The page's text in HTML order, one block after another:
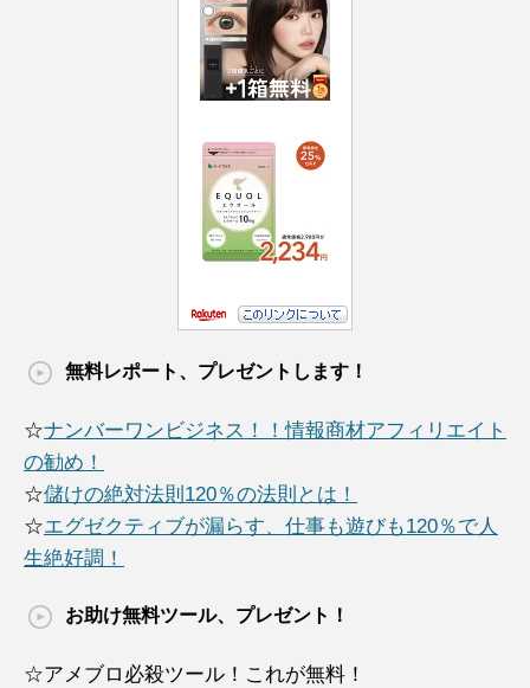
無料レポート、プレゼントします！
☆ナンバーワンビジネス！！情報商材アフィリエイト
の勧め！
☆儲けの絶対法則120％の法則とは！
☆エグゼクティブが漏らす、仕事も遊びも120％で人
生絶好調！
お助け無料ツール、プレゼント！
☆アメブロ必殺ツール！これが無料！